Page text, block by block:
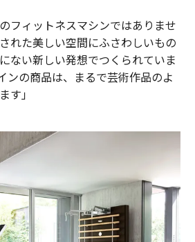
フィットネスマシンではありませ
れた美しい空間にふさわしいもの
ない新しい発想でつくられていま
ンの商品は、まるで芸術作品のよ
す」